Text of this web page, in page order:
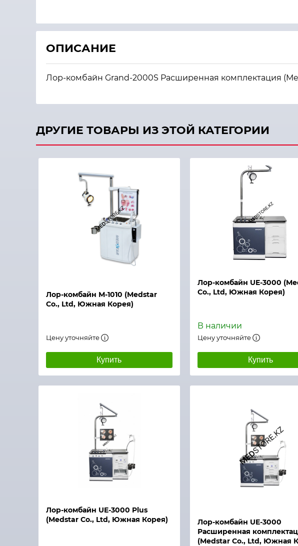
ОПИСАНИЕ
Лор-комбайн Grand-2000S Расширенная комплектация
ДРУГИЕ ТОВАРЫ ИЗ ЭТОЙ КАТЕГОРИИ
Лор-комбайн М-1010 (Medstar
Co., Ltd, Южная Корея)
Цену уточняйте
Купить
Быстрый просмотр
Лор-комбайн UE-3000
Co., Ltd, Южная Корея)
В наличии
Цену уточняйте
Купить
Лор-комбайн UE-3000 Plus
(Medstar Co., Ltd, Южная Корея)
Лор-комбайн UE-3000
Расширенная
(Medstar Co., Ltd, Южная